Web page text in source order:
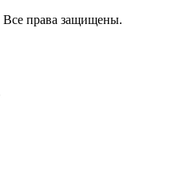
права защищены.